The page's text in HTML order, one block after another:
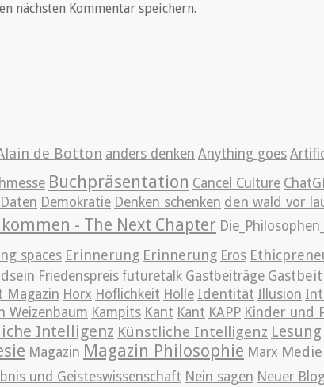
nächsten Kommentar speichern.
de Botton anders denken Anything goes
Buchpräsentation Cancel Culture
Daten Demokratie Denken schenken den wald vor
- The Next Chapter
spaces Erinnerung Erinnerung Eros
Friedenspreis futuretalk Gastbeiträge
Magazin Horx Höflichkeit Hölle Identität Illusion
Weizenbaum Kampits Kant Kant KAPP Kinder und
Intelligenz Künstliche Intelligenz Lesung
Magazin Magazin Philosophie Marx
und Geisteswissenschaft Nein sagen Neuer